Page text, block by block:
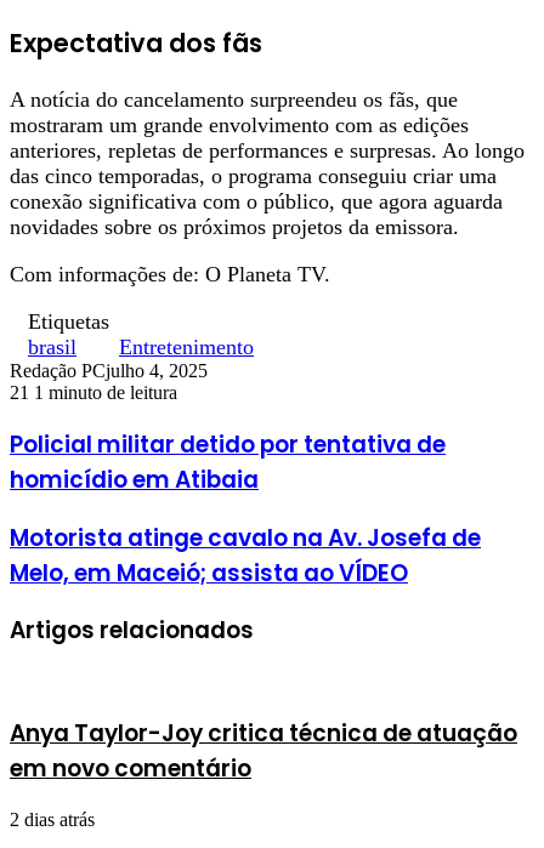
Expectativa dos fãs
A notícia do cancelamento surpreendeu os fãs, que
mostraram um grande envolvimento com as edições
anteriores, repletas de performances e surpresas. Ao longo
das cinco temporadas, o programa conseguiu criar uma
conexão significativa com o público, que agora aguarda
novidades sobre os próximos projetos da emissora.
Com informações de: O Planeta TV.
Etiquetas
brasil
Entretenimento
Redação PCjulho 4, 2025
21 1 minuto de leitura
Policial militar detido por tentativa de
homicídio em Atibaia
Motorista atinge cavalo na Av. Josefa de
Melo, em Maceió; assista ao VÍDEO
Artigos relacionados
Anya Taylor-Joy critica técnica de atuação
em novo comentário
2 dias atrás